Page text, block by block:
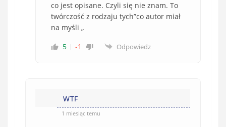
co jest opisane. Czyli się nie znam. To
twórczość z rodzaju tych”co autor miał
na myśli „
5
-1 Odpowiedz
WTF
1 miesiąc temu